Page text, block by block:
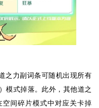
之力副词条可随机出现所有
模式掉落。此外，其他道之
间碎片模式中对应关卡掉